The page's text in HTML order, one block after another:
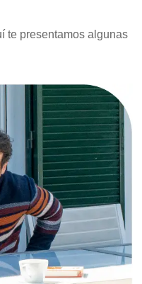
te presentamos algunas